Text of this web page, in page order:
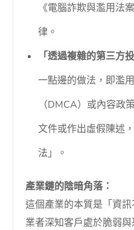
《電腦詐欺與濫用法
律。
「透過複雜的第三方投
一點邊的做法，即濫
（DMCA）或內容政
文件或作出虛假陳述
法」。
產業鏈的陰暗角落：
這個產業的本質是「資
業者深知客戶處於脆弱